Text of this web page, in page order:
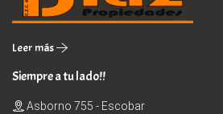
Leer más
Siempre a tu lado!!
Asborno 755 - Escobar